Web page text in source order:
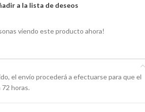
a la lista de deseos
viendo este producto ahora!
el envío procederá a efectuarse para que el
horas.